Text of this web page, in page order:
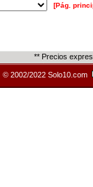
[Pág.
** Precios
© 2002/2022 Solo10.com